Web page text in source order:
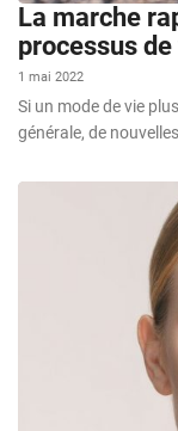
La marche
processus
1 mai 2022
Si un mode de vie
générale, de